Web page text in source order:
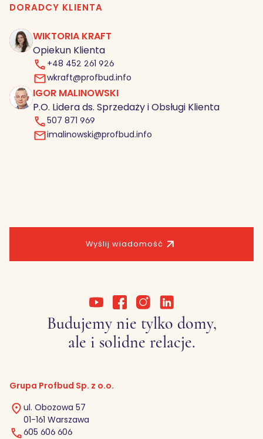
DORADCY KLIENTA
WIKTORIA KRAFT
Opiekun Klienta
+48 452 261 926
wkraft@profbud.info
IM
IGOR MALINOWSKI
P.O. Lidera ds. Sprzedaży i Obsługi Klienta
507 871 969
imalinowski@profbud.info
Wyślij wiadomość
Budujemy nie tylko domy,
ale i solidne relacje.
Grupa Profbud Sp. z o.o.
ul. Obozowa 57
01-161 Warszawa
605 606 606